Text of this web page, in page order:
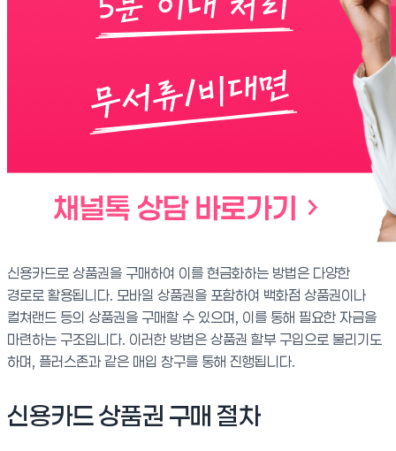
신용카드로 상품권을 구매하여 이를 현금화하는 방법은 다양한
경로로 활용됩니다. 모바일 상품권을 포함하여 백화점 상품권이나
컬쳐랜드 등의 상품권을 구매할 수 있으며, 이를 통해 필요한 자금을
마련하는 구조입니다. 이러한 방법은 상품권 할부 구입으로 불리기도
하며, 플러스존과 같은 매입 창구를 통해 진행됩니다.
신용카드 상품권 구매 절차